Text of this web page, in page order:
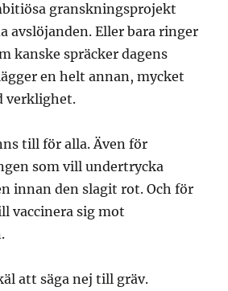
granskningsprojekt
avslöjanden. Eller bara ringer
kanske spräcker dagens
en helt annan, mycket
verklighet.
till för alla. Även för
som vill undertrycka
innan den slagit rot. Och för
vaccinera sig mot
att säga nej till gräv.